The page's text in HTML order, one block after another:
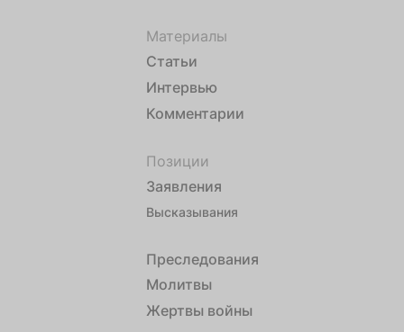
Материалы
Статьи
Интервью
Комментарии
Позиции
Заявления
Высказывания
Преследования
Молитвы
Жертвы войны